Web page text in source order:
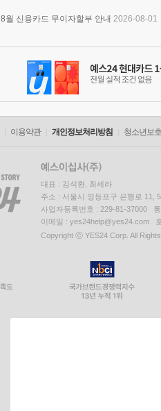
8월 신용카드 무이자할부 안내 2026-08-01
이용약관 개인정보처리방침 청소년보
대표 : 김석환, 최세라
주소 : 서울시 영등포구 은행로 11,
사업자등록번호 : 229-81-37000
이메일 : yes24help@yes24.com
Copyright ⓒ YES24 Corp. All